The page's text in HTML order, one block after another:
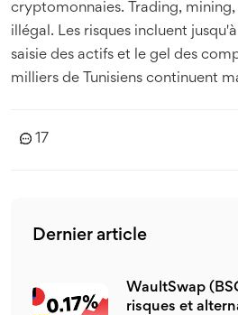
cryptomonnaies. Trading,
illégal. Les risques incluent
saisie des actifs et le gel des
milliers de Tunisiens continuent
17
Dernier article
WaultSwap
risques et